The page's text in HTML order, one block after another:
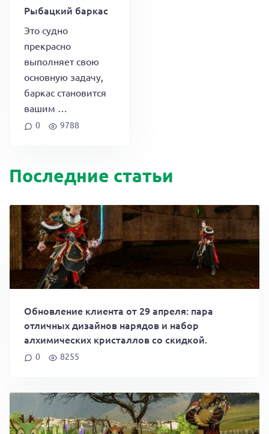
Рыбацкий баркас
Это судно
прекрасно
выполняет свою
основную задачу,
баркас становится
вашим …
0 9788
Последние статьи
Обновление клиента от 29 апреля: пара
отличных дизайнов нарядов и набор
алхимических кристаллов со скидкой.
0 8255